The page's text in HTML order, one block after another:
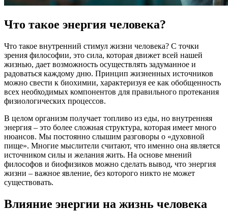
Что такое энергия человека?
Что такое внутренний стимул жизни человека? С точки
зрения философии, это сила, которая движет всей нашей
жизнью, дает возможность осуществлять задуманное и
радоваться каждому дню. Принцип жизненных источников
можно свести к биохимии, характеризуя ее как обобщенность
всех необходимых компонентов для правильного протекания
физиологических процессов.
В целом организм получает топливо из еды, но внутренняя
энергия – это более сложная структура, которая имеет много
нюансов. Мы постоянно слышим разговоры о «духовной
пище». Многие мыслители считают, что именно она является
источником силы и желания жить. На основе мнений
философов и биофизиков можно сделать вывод, что энергия
жизни – важное явление, без которого никто не может
существовать.
Влияние энергии на жизнь человека